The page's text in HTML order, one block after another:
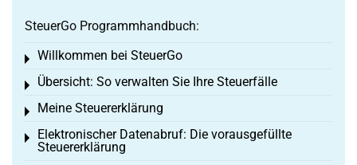
SteuerGo Programmhandbuch:
Willkommen bei SteuerGo
Toggle menu
Übersicht: So verwalten Sie Ihre Steuerfälle
Toggle menu
Meine Steuererklärung
Toggle menu
Elektronischer Datenabruf: Die vorausgefüllte
Steuererklärung
Toggle menu